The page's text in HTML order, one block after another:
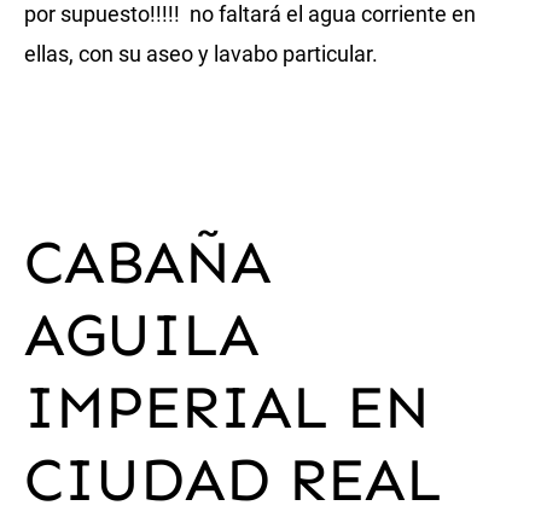
por supuesto!!!!! no faltará el agua corriente en
ellas, con su aseo y lavabo particular.
CABAÑA
AGUILA
IMPERIAL EN
CIUDAD REAL